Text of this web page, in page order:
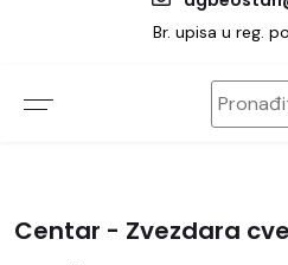
Br. upisa u reg.
Centar - Zvezdara